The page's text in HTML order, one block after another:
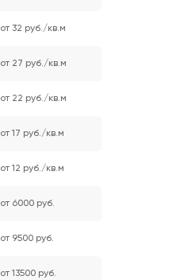
от 32 руб./кв.м
от 27 руб./кв.м
от 22 руб./кв.м
от 17 руб./кв.м
от 12 руб./кв.м
от 6000 руб.
от 9500 руб.
от 13500 руб.